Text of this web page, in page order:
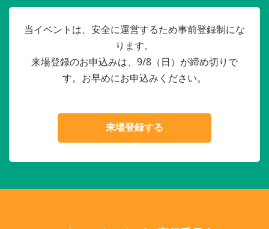
当イベントは、安全に運営するため事前登録制にな
ります。
来場登録のお申込みは、9/8（日）が締め切りで
す。お早めにお申込みください。
来場登録する